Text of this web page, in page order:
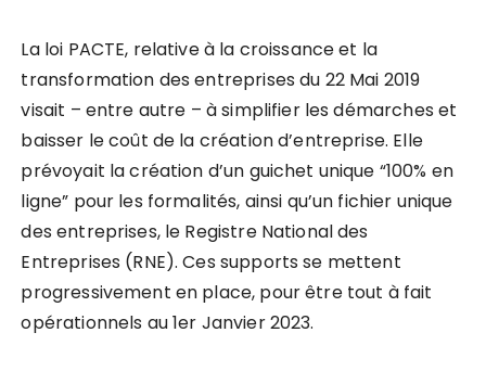
La loi PACTE, relative à la croissance et la
transformation des entreprises du 22 Mai 2019
visait – entre autre – à simplifier les démarches et
baisser le coût de la création d’entreprise. Elle
prévoyait la création d’un guichet unique “100% en
ligne” pour les formalités, ainsi qu’un fichier unique
des entreprises, le Registre National des
Entreprises (RNE). Ces supports se mettent
progressivement en place, pour être tout à fait
opérationnels au 1er Janvier 2023.